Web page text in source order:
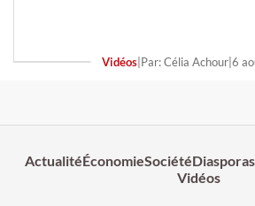
Vidéos|Par: Célia Achour|6
ActualitéÉconomieSociétéDiasporas
Vidéos